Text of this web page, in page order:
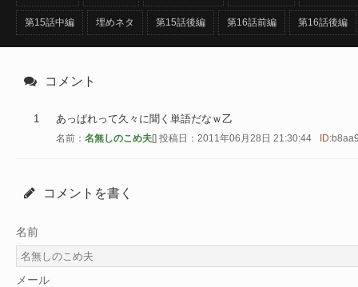
第15話中編 埋めネタ 第15話後編 第16話前編 第16話後編
コメント
1 あっぱれって久々に聞く単語だなｗ乙
名前： 名無しのこめ夫[] 投稿日：2011年06月28日 21:30:44 ID:
コメントを書く
名前
メール